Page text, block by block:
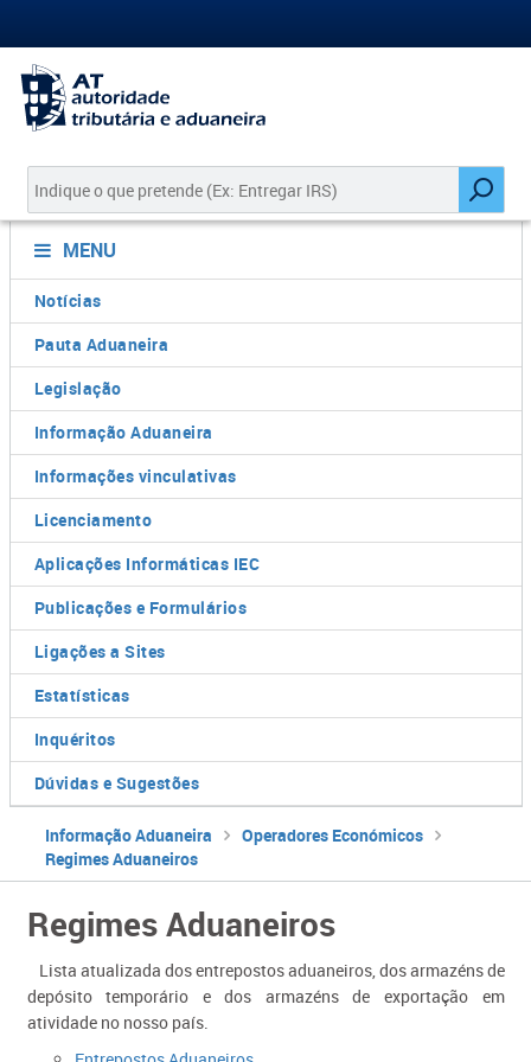
MENU
Notícias
Pauta Aduaneira
Legislação
Informação Aduaneira
Informações vinculativas
Licenciamento
Aplicações Informáticas IEC
Publicações e Formulários
Ligações a Sites
Estatísticas
Inquéritos
Dúvidas e Sugestões
Informação Aduaneira
Operadores Económicos
Regimes Aduaneiros
Regimes Aduaneiros
Lista atualizada dos entrepostos aduaneiros, dos armazéns de
depósito temporário e dos armazéns de exportação em
atividade no nosso país.